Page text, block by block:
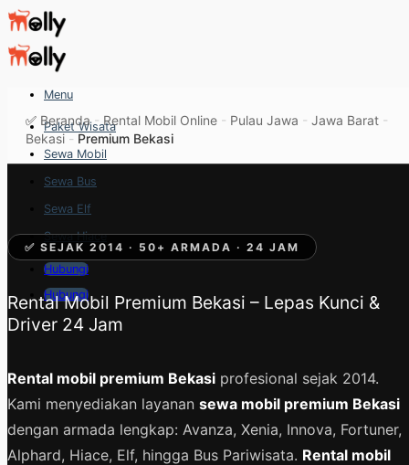
Skip
to
content
Menu
Paket Wisata
Sewa Mobil
Sewa Bus
Sewa Elf
Sewa Hiace
Hubungi
Hubungi
✅ Beranda- Rental Mobil Online - Pulau Jawa - Jawa Barat -
Bekasi - Premium Bekasi
✅ SEJAK 2014 · 50+ ARMADA · 24 JAM
Rental Mobil Premium Bekasi – Lepas Kunci &
Driver 24 Jam
Rental mobil premium Bekasi profesional sejak 2014.
Kami menyediakan layanan sewa mobil premium Bekasi
dengan armada lengkap: Avanza, Xenia, Innova, Fortuner,
Alphard, Hiace, Elf, hingga Bus Pariwisata. Rental mobil